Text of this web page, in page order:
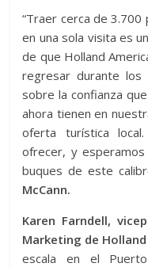
“Traer cerca de
en una sola visita es
de que Holland
regresar durante los
sobre la confianza
ahora tienen en
oferta turística
ofrecer, y
buques de este
McCann.
Karen Farndell,
Marketing de
escala en el